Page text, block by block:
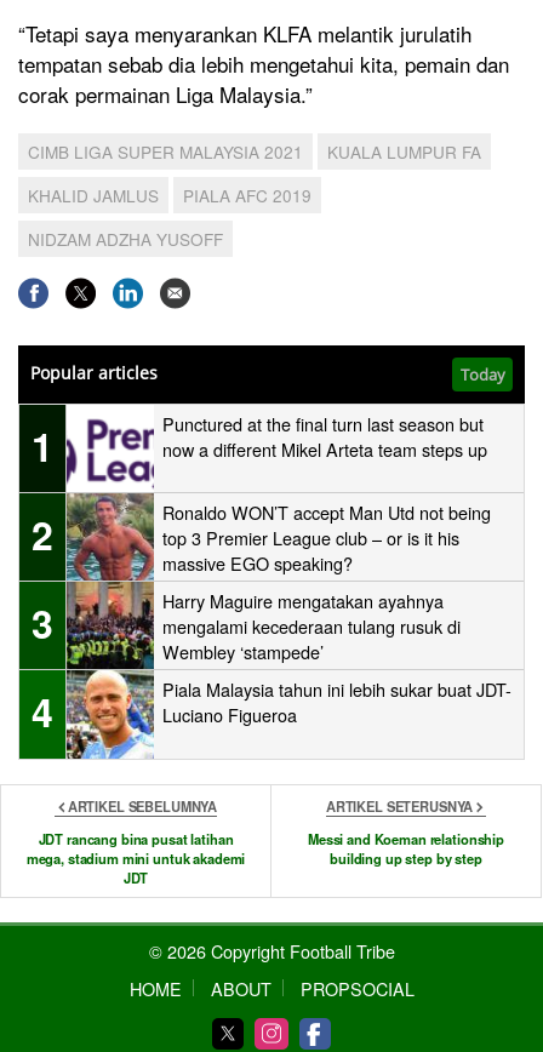
“Tetapi saya menyarankan KLFA melantik jurulatih
tempatan sebab dia lebih mengetahui kita, pemain dan
corak permainan Liga Malaysia.”
CIMB LIGA SUPER MALAYSIA 2021
KUALA LUMPUR FA
KHALID JAMLUS
PIALA AFC 2019
NIDZAM ADZHA YUSOFF
Popular articles Today
1
Punctured at the final turn last season but
now a different Mikel Arteta team steps up
2
Ronaldo WON’T accept Man Utd not being
top 3 Premier League club – or is it his
massive EGO speaking?
3
Harry Maguire mengatakan ayahnya
mengalami kecederaan tulang rusuk di
Wembley ‘stampede’
4
Piala Malaysia tahun ini lebih sukar buat JDT-
Luciano Figueroa
ARTIKEL SEBELUMNYA
JDT rancang bina pusat latihan
mega, stadium mini untuk akademi
JDT
ARTIKEL SETERUSNYA
Messi and Koeman relationship
building up step by step
© 2026 Copyright Football Tribe
HOME
ABOUT PROPSOCIAL